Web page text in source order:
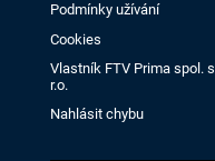
Podmínky užívání
Cookies
Vlastník FTV Prima spol. s
r.o.
Nahlásit chybu